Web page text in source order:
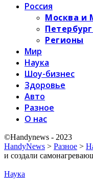
Россия
Москва и
Регионы
Мир
Наука
Шоу-бизнес
Здоровье
Авто
Разное
О нас
©Handynews - 2023
HandyNews > Разное >
и создали
Наука